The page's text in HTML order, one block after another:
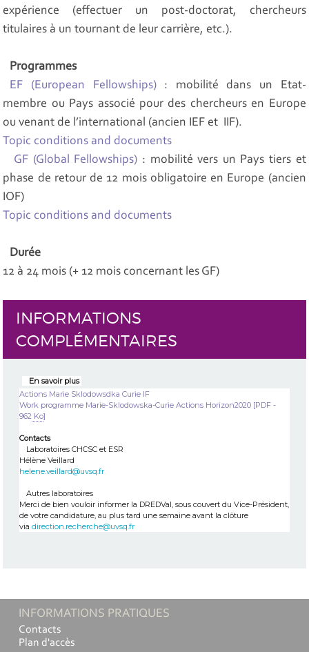
expérience (effectuer un post-doctorat, chercheurs
titulaires à un tournant de leur carrière, etc.).
Programmes
EF (European Fellowships): mobilité dans un Etat-
membre ou Pays associé pour des chercheurs en Europe
ou venant de l’international (ancien IEF et IIF).
Topic conditions and documents
GF (Global Fellowships) : mobilité vers un Pays tiers et
phase de retour de 12 mois obligatoire en Europe (ancien
IOF)
Topic conditions and documents
Durée
12 à 24 mois (+ 12 mois concernant les GF)
INFORMATIONS
COMPLÉMENTAIRES
En savoir plus
Actions Marie Sklodowsdka Curie IF
Work programme Marie-Sklodowska-Curie Actions Horizon2020 [PDF -
962 Ko]
Contacts
Laboratoires CHCSC et ESR
Hélène Veillard
helene.veillard@uvsq.fr
Autres laboratoires
Merci de bien vouloir informer la DREDVal, sous couvert du Vice-Président,
de votre candidature, au plus tard une semaine avant la clôture
viadirection.recherche@uvsq.fr
INFORMATIONS PRATIQUES
Contacts
Plan d'accès